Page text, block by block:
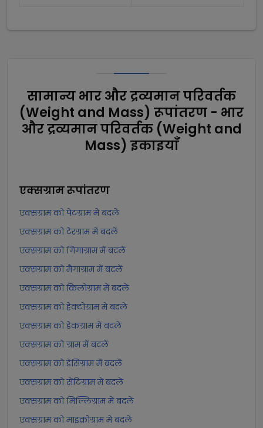
सामान्य भार और द्रव्यमान परिवर्तक
(Weight and Mass) रूपांतरण - भार
और द्रव्यमान परिवर्तक (Weight and
Mass) इकाइयाँ
एक्सग्रामरूपांतरण
एक्सग्राम को पेटग्राम में बदलें
एक्सग्राम को टेरग्राम में बदलें
एक्सग्राम को गिगाग्राम में बदलें
एक्सग्राम को मैगाग्राम में बदलें
एक्सग्राम को किलोग्राम में बदलें
एक्सग्राम को हेक्टोग्राम में बदलें
एक्सग्राम को डेकग्राम में बदलें
एक्सग्राम को ग्राम में बदलें
एक्सग्राम को डेसिग्राम में बदलें
एक्सग्राम को सेंटिग्राम में बदलें
एक्सग्राम को मिल्लिग्राम में बदलें
एक्सग्राम को माइक्रोग्राम में बदलें